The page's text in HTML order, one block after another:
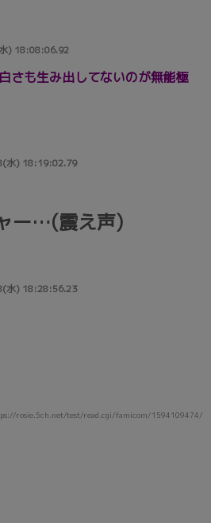
) 18:08:06.92
さも生み出してないのが無能極
水) 18:19:02.79
ー…(震え声)
水) 18:28:56.23
rosie.5ch.net/test/read.cgi/famicom/1594109474/